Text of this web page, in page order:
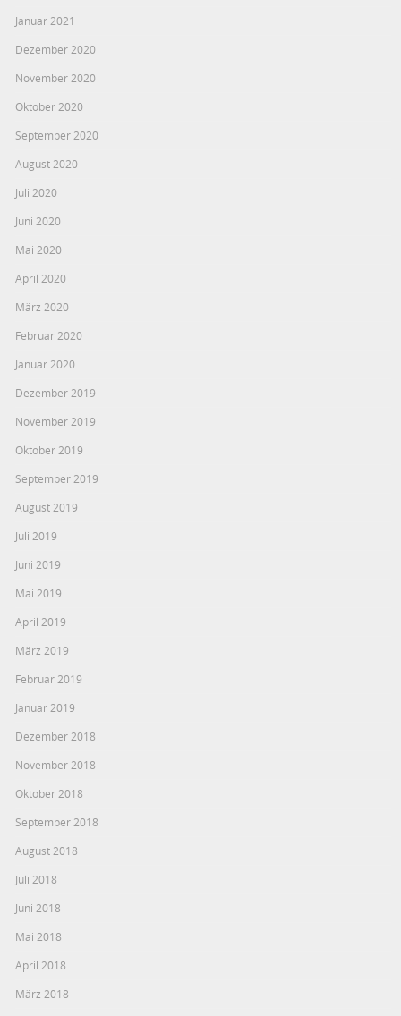
Januar 2021
Dezember 2020
November 2020
Oktober 2020
September 2020
August 2020
Juli 2020
Juni 2020
Mai 2020
April 2020
März 2020
Februar 2020
Januar 2020
Dezember 2019
November 2019
Oktober 2019
September 2019
August 2019
Juli 2019
Juni 2019
Mai 2019
April 2019
März 2019
Februar 2019
Januar 2019
Dezember 2018
November 2018
Oktober 2018
September 2018
August 2018
Juli 2018
Juni 2018
Mai 2018
April 2018
März 2018